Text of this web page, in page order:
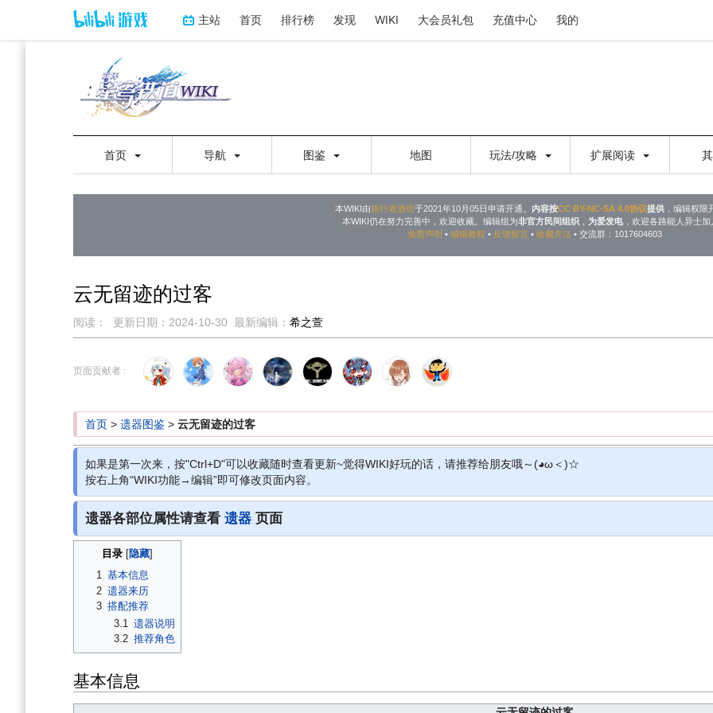
主站 首页 排行榜 发现 WIKI 大会员礼包 充值中心 我的
首页 导航 图鉴 地图 玩法/攻略 扩展阅读
本WIKI由旅行者酒馆于2021年10月05日申请开通。 内容按CC BY-NC-SA 4.0协议提供 ，编辑权限
本WIKI仍在努力完善中，欢迎收藏。编辑组为非官方民间组织， 为爱发电，欢迎各路能人异士加
免责声明 • 编辑教程 • 反馈留言 • 收藏方法 • 交流群：1017604603
云无留迹的过客
阅读： 更新日期： 2024-10-30 最新编辑： 希之萱
到
到
页面贡献者 :
首页 > 遗器图鉴 > 云无留迹的过客
如果是第一次来，按"Ctrl+D"可以收藏随时查看更新~觉得WIKI好玩的话，请推荐给朋友哦～(◕ω＜)☆
按右上角“WIKI功能→编辑”即可修改页面内容。
遗器各部位属性请查看 遗器 页面
目录
1 基本信息
2 遗器来历
3 搭配推荐
3.1 遗器说明
3.2 推荐角色
基本信息